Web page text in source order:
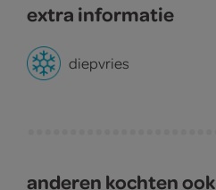
extra informatie
diepvries
anderen kochten ook